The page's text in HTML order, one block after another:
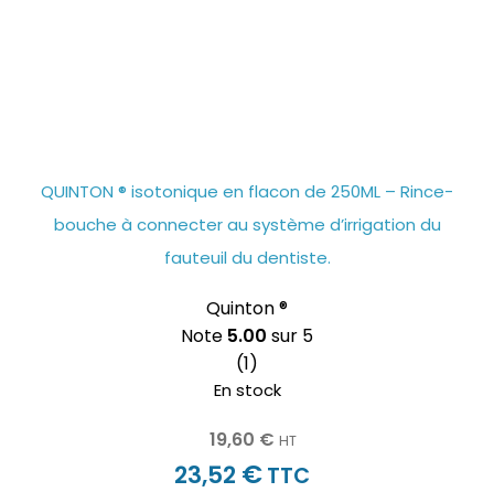
QUINTON ® isotonique en flacon de 250ML – Rince-
bouche à connecter au système d’irrigation du
fauteuil du dentiste.
Quinton ®
Note 5.00 sur 5
(1)
En stock
19,60 € HT
23,52 € TTC